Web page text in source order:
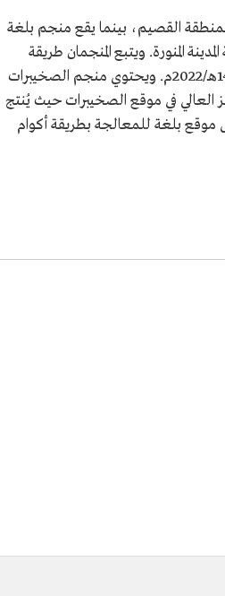
القصيم، بينما يقع منجم بلغة
المنورة. ويتبع المنجمان طريقة
تعدين المناجم المكشوفة. وبلغ إنتاجهما 74,372.25 أونصة من الذهب في عام 1443هـ/2022م. ويحتوي منجم الصخيبرات
العالي في موقع الصخيبرات حيث يُنتج
موقع بلغة للمعالجة بطريقة أكوام